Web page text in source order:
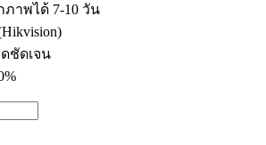
าพได้ 7-10 วัน
ชัดเจน